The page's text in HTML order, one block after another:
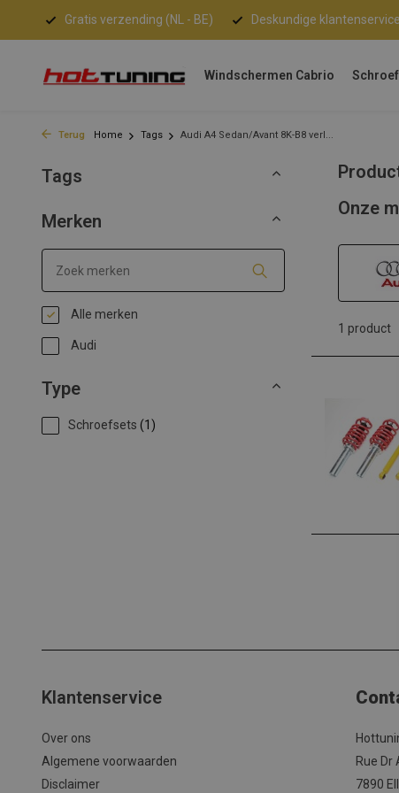
Gratis verzending (NL - BE) Deskundige klantenservice
Windschermen Cabrio
Terug Home Tags Audi A4 Sedan/Avant 8K-B8 verl...
Tags
Merken
Alle merken
Audi
Type
Schroefsets (1)
Onze
1 product
Klantenservice
Over ons
Algemene voorwaarden
Disclaimer
Rue Dr
7890